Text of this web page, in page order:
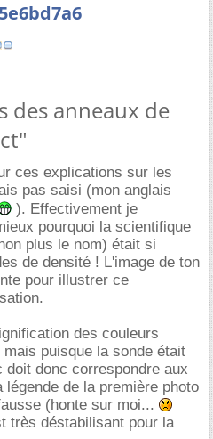
des anneaux de
ces explications sur les
pas saisi (mon anglais
). Effectivement je
pourquoi la scientifique
plus le nom) était si
de densité ! L'image de ton
pour illustrer ce
des couleurs
puisque la sonde était
donc correspondre aux
de la première photo
(honte sur moi...
très déstabilisant pour la